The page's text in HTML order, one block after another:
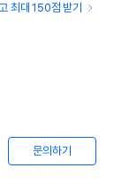
최대 150점 받기
문의하기